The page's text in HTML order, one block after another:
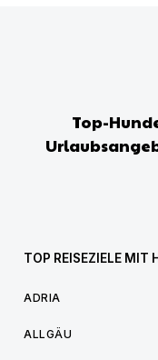
Top-
TOP REISEZIELE MIT
ADRIA
ALLGÄU